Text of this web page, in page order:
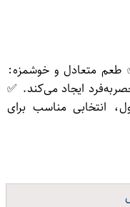
طعم متعادل و خوشمزه:
ایجاد می‌کند. ✅
انتخابی مناسب برای